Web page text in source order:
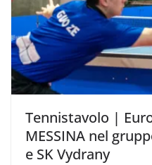
Tennistavolo |
MESSINA nel
e SK Vydrany